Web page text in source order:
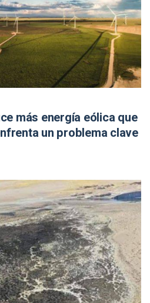
más energía eólica que
un problema clave